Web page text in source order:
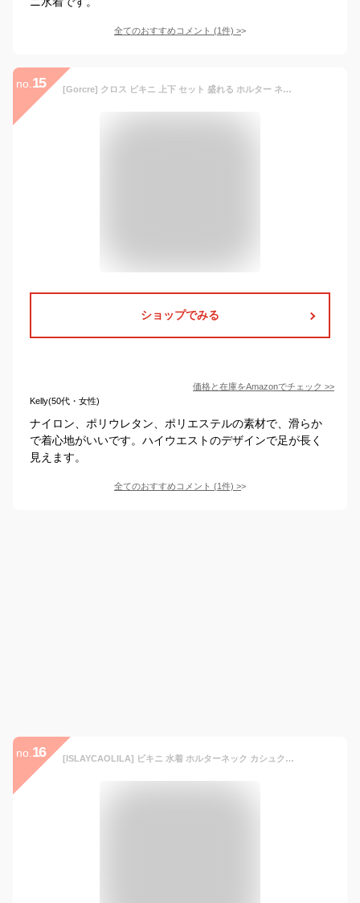
全てのおすすめコメント (1件) >
no. 15 [Gorcre] クロス ビキニ 上下 セット 盛れる ホルター ネック V デザイン 水着 レディース (ブラック, M)
ショップでみる
価格と在庫をAmazonでチェック >>
Kelly(50代・女性)
ナイロン、ポリウレタン、ポリエステルの素材で、滑らか
で着心地がいいです。ハイウエストのデザインで足が長く
見えます。
全てのおすすめコメント (1件) >
no. 16 [ISLAYCAOLILA] ビキニ 水着 ホルターネック カシュクール スイムドレス 三角 ストラップ セパレート パッド入り ワイヤーなし レディース D39 アデリナ (ブラック, M)